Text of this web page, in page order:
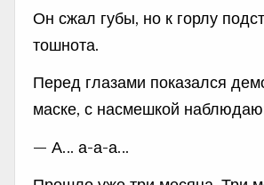
Он сжал губы, но к горлу
тошнота.
Перед глазами показался
маске, с насмешкой
— А… а-а-а…